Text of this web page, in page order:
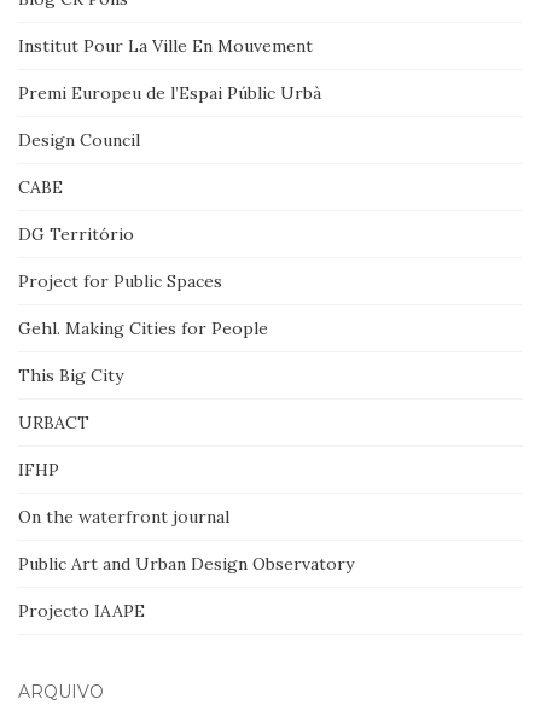
Institut Pour La Ville En Mouvement
Premi Europeu de l’Espai Públic Urbà
Design Council
CABE
DG Território
Project for Public Spaces
Gehl. Making Cities for People
This Big City
URBACT
IFHP
On the waterfront journal
Public Art and Urban Design Observatory
Projecto IAAPE
ARQUIVO